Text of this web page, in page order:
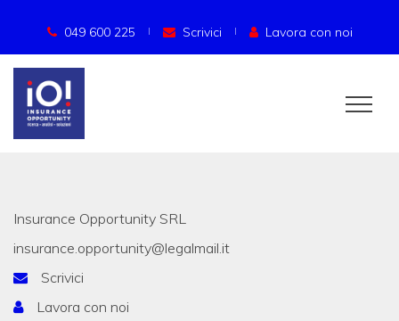
049 600 225 Scrivici Lavora con noi
Insurance Opportunity SRL
insurance.opportunity@legalmail.it
Scrivici
Lavora con noi